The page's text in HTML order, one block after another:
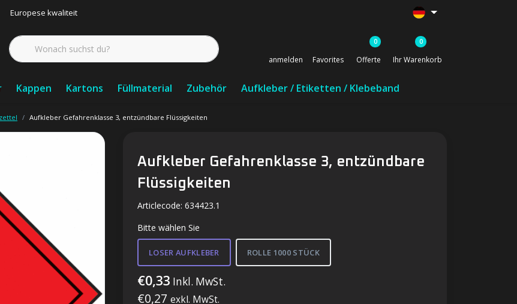
Europese kwaliteit
anmelden Favorites
0
Offerte
0
Ihr Warenkorb
Kappen Kartons Füllmaterial Zubehör Aufkleber / Etiketten / Klebeband
Aufkleber Gefahrenklasse 3, entzündbare Flüssigkeiten
Aufkleber Gefahrenklasse 3, entzündbare
Flüssigkeiten
Articlecode: 634423.1
Bitte wählen Sie
LOSER AUFKLEBER ROLLE 1000 STÜCK
€0,33 Inkl. MwSt.
€0,27 exkl. MwSt.